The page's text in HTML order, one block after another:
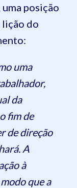
posição
lição do
uma
da
fim de
de direção
A
à
que a